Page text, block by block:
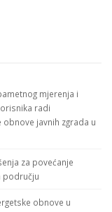
mjerenja i
radi
javnih zgrada u
za povećanje
području
obnove u